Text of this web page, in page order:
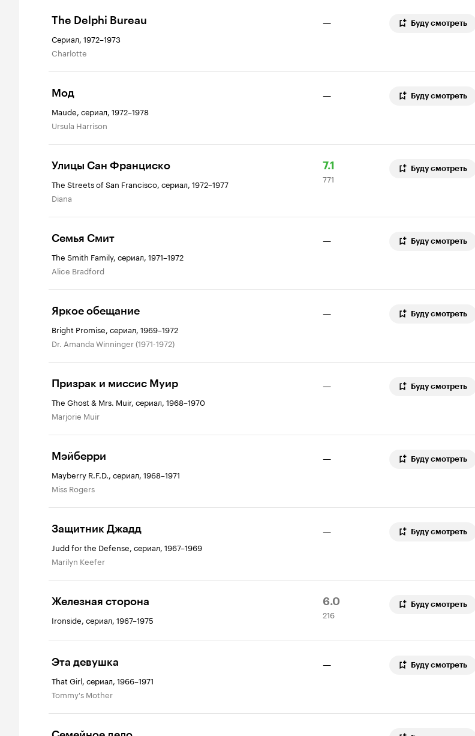
The Delphi Bureau
Сериал, 1972–1973
Charlotte
— Буду смотреть
Мод
Maude, сериал, 1972–1978
Ursula Harrison
— Буду смотреть
Улицы Сан Франциско
The Streets of San Francisco, сериал, 1972–1977
Diana
Рейтинг
Кинопоиска
7.1
771
оценка
771
Буду смотреть
Семья Смит
The Smith Family, сериал, 1971–1972
Alice Bradford
— Буду смотреть
Яркое обещание
Bright Promise, сериал, 1969–1972
Dr. Amanda Winninger (1971-1972)
— Буду смотреть
Призрак и миссис Муир
The Ghost & Mrs. Muir, сериал, 1968–1970
Marjorie Muir
— Буду смотреть
Мэйберри
Mayberry R.F.D., сериал, 1968–1971
Miss Rogers
— Буду смотреть
Защитник Джадд
Judd for the Defense, сериал, 1967–1969
Marilyn Keefer
— Буду смотреть
Железная сторона
Ironside, сериал, 1967–1975
Рейтинг
Кинопоиска
6.0
216
оценок
216
Буду смотреть
Эта девушка
That Girl, сериал, 1966–1971
Tommy's Mother
— Буду смотреть